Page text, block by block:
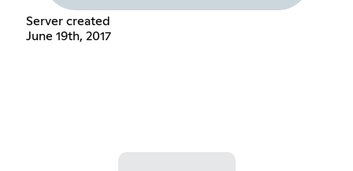
Server created
June 19th, 2017